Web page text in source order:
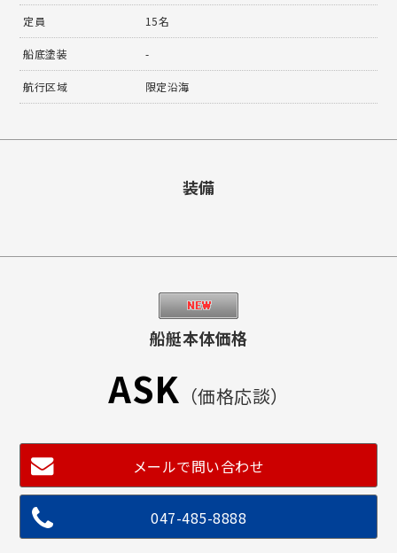
定員 15名
船底塗装 -
航行区域 限定沿海
装備
船艇本体価格
ASK （価格応談）
メールで問い合わせ
047-485-8888